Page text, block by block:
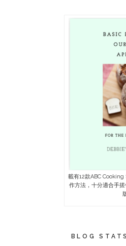
載有12款ABC
作方法，十分適合手
BLOG STATS